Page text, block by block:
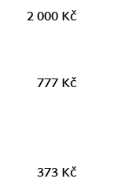
2 000 Kč
777 Kč
373 Kč